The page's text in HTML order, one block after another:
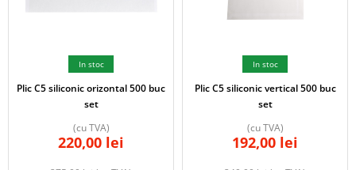
In stoc
Plic C5 siliconic orizontal 500 buc
set
220,00 lei
(cu TVA)
In stoc
Plic C5 siliconic vertical 500 buc
set
192,00 lei
(cu TVA)